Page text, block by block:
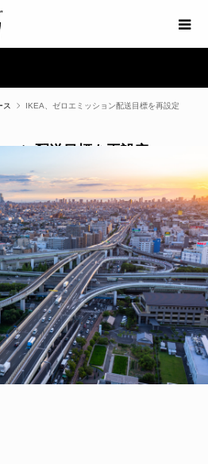
ス IKEA、ゼロエミッション配送目標を再設定
ン配送目標を再設定